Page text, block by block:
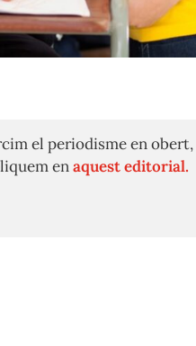
el periodisme en
enaquest editorial.